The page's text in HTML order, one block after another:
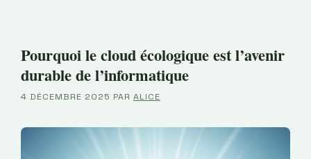
Pourquoi le cloud écologique est l’avenir
durable de l’informatique
4 DÉCEMBRE 2025 PAR ALICE